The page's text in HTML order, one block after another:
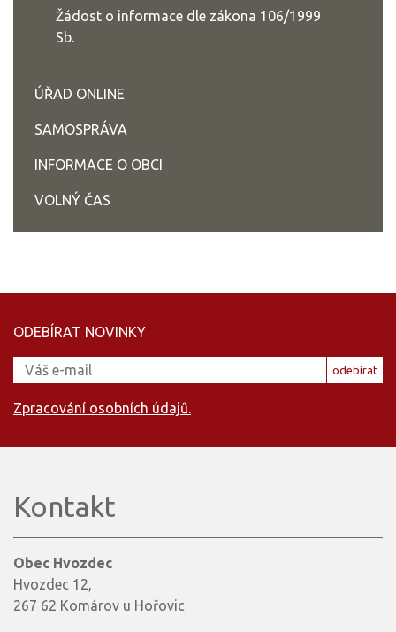
Žádost o informace dle zákona 106/1999
Sb.
ÚŘAD ONLINE
SAMOSPRÁVA
INFORMACE O OBCI
VOLNÝ ČAS
ODEBÍRAT NOVINKY
odebírat
Zpracování osobních údajů.
Kontakt
Obec Hvozdec
Hvozdec 12,
267 62 Komárov u Hořovic